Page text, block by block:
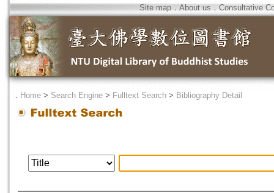
Site map．About us ． Consultative
． Home > Search Engine > Fulltext Search > Bibliography Detail